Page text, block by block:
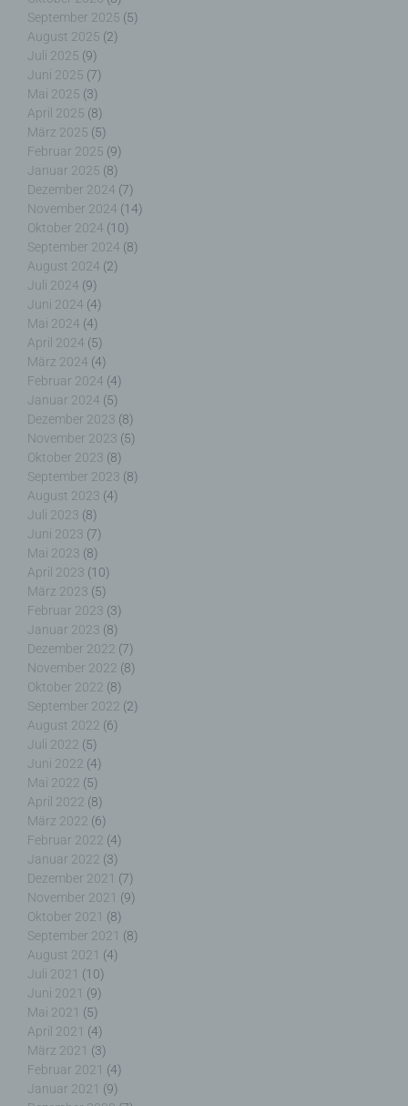
September 2025 (5)
August 2025 (2)
Juli 2025 (9)
Juni 2025 (7)
Mai 2025 (3)
April 2025 (8)
März 2025 (5)
Februar 2025 (9)
Januar 2025 (8)
Dezember 2024 (7)
November 2024 (14)
Oktober 2024 (10)
September 2024 (8)
August 2024 (2)
Juli 2024 (9)
Juni 2024 (4)
Mai 2024 (4)
April 2024 (5)
März 2024 (4)
Februar 2024 (4)
Januar 2024 (5)
Dezember 2023 (8)
November 2023 (5)
Oktober 2023 (8)
September 2023 (8)
August 2023 (4)
Juli 2023 (8)
Juni 2023 (7)
Mai 2023 (8)
April 2023 (10)
März 2023 (5)
Februar 2023 (3)
Januar 2023 (8)
Dezember 2022 (7)
November 2022 (8)
Oktober 2022 (8)
September 2022 (2)
August 2022 (6)
Juli 2022 (5)
Juni 2022 (4)
Mai 2022 (5)
April 2022 (8)
März 2022 (6)
Februar 2022 (4)
Januar 2022 (3)
Dezember 2021 (7)
November 2021 (9)
Oktober 2021 (8)
September 2021 (8)
August 2021 (4)
Juli 2021 (10)
Juni 2021 (9)
Mai 2021 (5)
April 2021 (4)
März 2021 (3)
Februar 2021 (4)
Januar 2021 (9)
Cookies durch unsere Internetseite jederzeit
mittels einer entsprechenden Einstellung des
genutzten Internetbrowsers verhindern und damit
der Setzung von Cookies dauerhaft
widersprechen. Ferner können bereits gesetzte
Cookies jederzeit über einen Internetbrowser oder
andere Softwareprogramme gelöscht werden. Dies
ist in allen gängigen Internetbrowsern möglich.
Deaktiviert die betroffene Person die Setzung von
Cookies in dem genutzten Internetbrowser, sind
unter Umständen nicht alle Funktionen unserer
Internetseite vollumfänglich nutzbar.
Erfassung von allgemeinen Daten und
Informationen
Die Internetseite erfasst mit jedem Aufruf der
Internetseite durch eine betroffene Person oder ein
automatisiertes System eine Reihe von
allgemeinen Daten und Informationen. Diese
allgemeinen Daten und Informationen werden in
den Logfiles des Servers gespeichert. Erfasst
werden können die (1) verwendeten Browsertypen
und Versionen, (2) das vom zugreifenden System
verwendete Betriebssystem, (3) die Internetseite,
von welcher ein zugreifendes System auf unsere
Internetseite gelangt (sogenannte Referrer), (4) die
Unterwebseiten, welche über ein zugreifendes
System auf unserer Internetseite angesteuert
werden, (5) das Datum und die Uhrzeit eines
Zugriffs auf die Internetseite, (6) eine Internet-
Protokoll-Adresse (IP-Adresse), (7) der Internet-
Service-Provider des zugreifenden Systems und
(8) sonstige ähnliche Daten und Informationen, die
der Gefahrenabwehr im Falle von Angriffen auf
unsere informationstechnologischen Systeme
dienen.
Bei der Nutzung dieser allgemeinen Daten und
Informationen ziehen wird keine Rückschlüsse auf
die betroffene Person. Diese Informationen werden
vielmehr benötigt, um (1) die Inhalte unserer
Internetseite korrekt auszuliefern, (2) die Inhalte
unserer Internetseite sowie die Werbung für diese
zu optimieren, (3) die dauerhafte
Funktionsfähigkeit unserer
informationstechnologischen Systeme und der
Technik unserer Internetseite zu gewährleisten
sowie (4) um Strafverfolgungsbehörden im Falle
eines Cyberangriffes die zur Strafverfolgung
notwendigen Informationen bereitzustellen. Diese
anonym erhobenen Daten und Informationen
werden durch uns daher einerseits statistisch und
ferner mit dem Ziel ausgewertet, den Datenschutz
und die Datensicherheit in unserem Unternehmen
zu erhöhen, um letztlich ein optimales
Schutzniveau für die von uns verarbeiteten
personenbezogenen Daten sicherzustellen. Die
anonymen Daten der Server-Logfiles werden